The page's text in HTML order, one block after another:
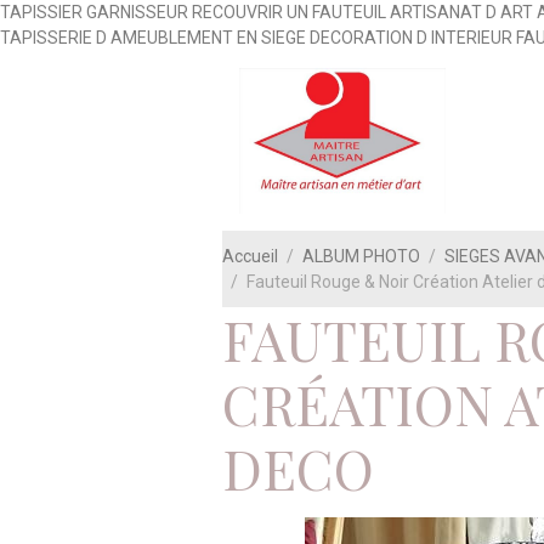
TAPISSIER GARNISSEUR RECOUVRIR UN FAUTEUIL ARTISANAT D
TAPISSERIE D AMEUBLEMENT EN SIEGE DECORATION D INTERIEUR
Accueil ALBUM PHOTO
SIEGES
Fauteuil Rouge & Noir Création Atelier
FAUTEUIL
CRÉATION
DECO